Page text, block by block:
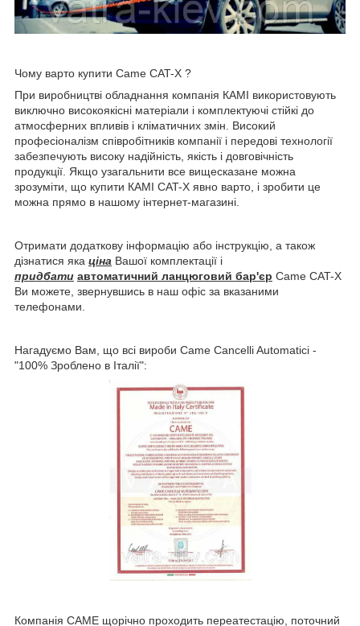
Чому варто купити Came CAT-X ?
При виробництві обладнання компанія КАМІ використовують
виключно високоякісні матеріали і комплектуючі стійкі до
атмосферних впливів і кліматичних змін. Високий
професіоналізм співробітників компанії і передові технології
забезпечують високу надійність, якість і довговічність
продукції. Якщо узагальнити все вищесказане можна
зрозуміти, що купити КАМІ CAT-X явно варто, і зробити це
можна прямо в нашому інтернет-магазині.
Отримати додаткову інформацію або інструкцію, а також
дізнатися яка ціна Вашої комплектації і
придбати автоматичний ланцюговий бар'єр Came CAT-X
Ви можете, звернувшись в наш офіс за вказаними
телефонами.
Нагадуємо Вам, що всі вироби Came Cancelli Automatici -
"100% Зроблено в Італії":
Компанія CAME щорічно проходить переатестацію, поточний